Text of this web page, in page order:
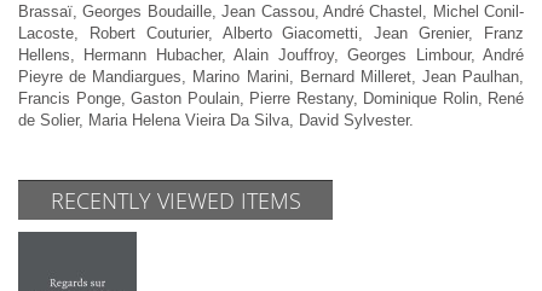
Brassaï, Georges Boudaille, Jean Cassou, André Chastel, Michel Conil-
Lacoste, Robert Couturier, Alberto Giacometti, Jean Grenier, Franz
Hellens, Hermann Hubacher, Alain Jouffroy, Georges Limbour, André
Pieyre de Mandiargues, Marino Marini, Bernard Milleret, Jean Paulhan,
Francis Ponge, Gaston Poulain, Pierre Restany, Dominique Rolin, René
de Solier, Maria Helena Vieira Da Silva, David Sylvester.
RECENTLY VIEWED ITEMS